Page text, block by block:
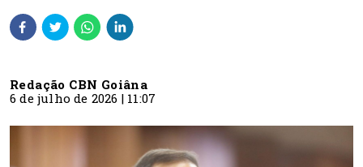
Redação CBN Goiâna
6 de julho de 2026 | 11:07